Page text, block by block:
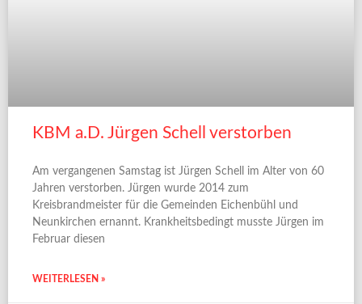
KBM a.D. Jürgen Schell verstorben
Am vergangenen Samstag ist Jürgen Schell im Alter von 60
Jahren verstorben. Jürgen wurde 2014 zum
Kreisbrandmeister für die Gemeinden Eichenbühl und
Neunkirchen ernannt. Krankheitsbedingt musste Jürgen im
Februar diesen
WEITERLESEN »